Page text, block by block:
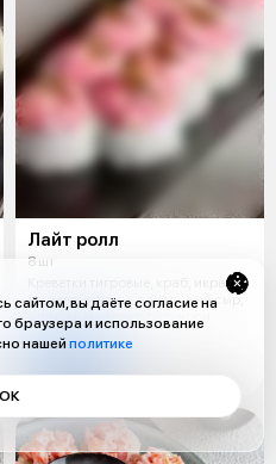
Лайт ролл
8 шт
масаго, огурцы, сливочный сыр,
дайкон, майонез, рис, нори
сайтом, вы даёте согласие на
браузера и использование
нашей политике
ОК